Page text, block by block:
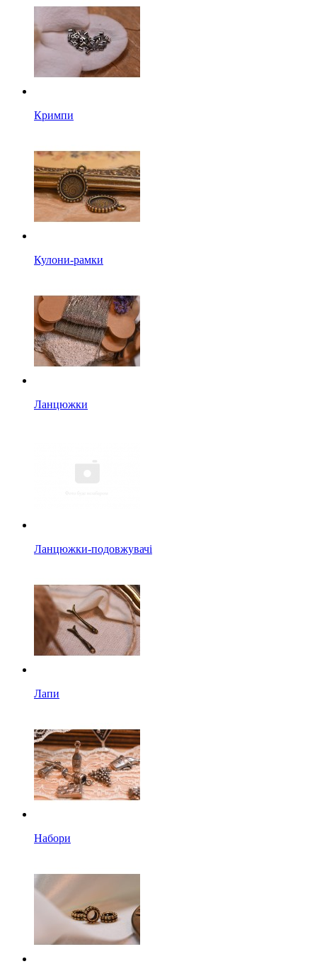
Кримпи
Кулони-рамки
Ланцюжки
Ланцюжки-подовжувачі
Лапи
Набори